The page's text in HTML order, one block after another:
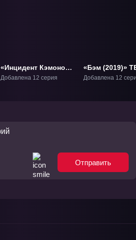
«Инцидент Кэмоно»
ТВ-1
Добавлена 12 серия
«Бэм (2019)»
Добавлена 12
Отправить